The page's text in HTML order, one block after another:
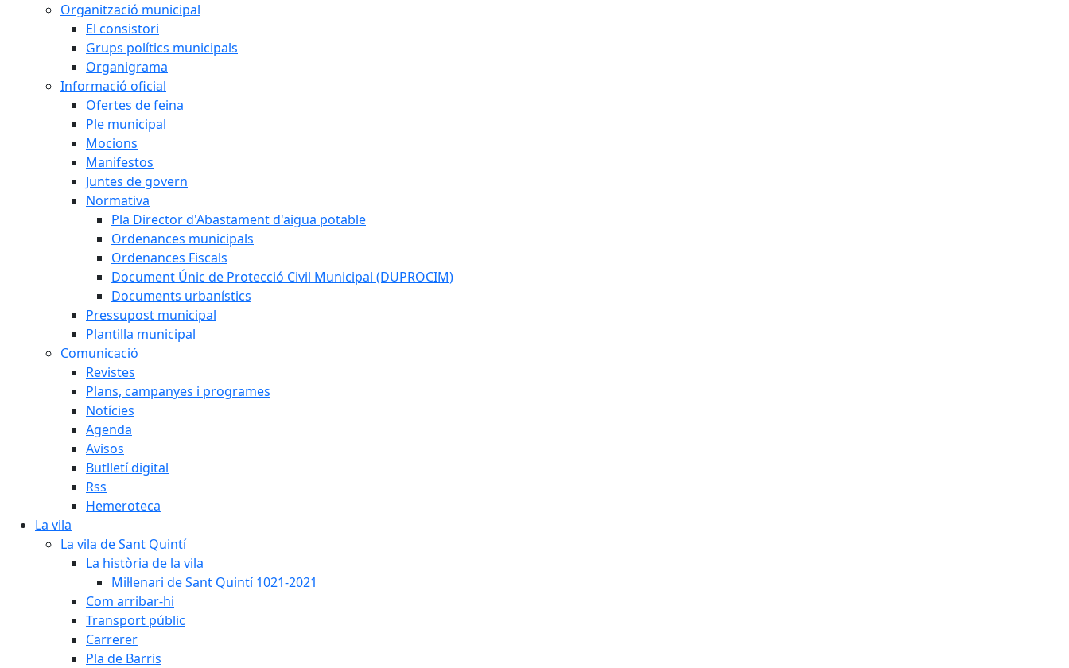
Organització municipal
El consistori
Grups polítics municipals
Organigrama
Informació oficial
Ofertes de feina
Ple municipal
Mocions
Manifestos
Juntes de govern
Normativa
Pla Director d'Abastament d'aigua potable
Ordenances municipals
Ordenances Fiscals
Document Únic de Protecció Civil Municipal (DUPROCIM)
Documents urbanístics
Pressupost municipal
Plantilla municipal
Comunicació
Revistes
Plans, campanyes i programes
Notícies
Agenda
Avisos
Butlletí digital
Rss
Hemeroteca
La vila
La vila de Sant Quintí
La història de la vila
Mil·lenari de Sant Quintí 1021-2021
Com arribar-hi
Transport públic
Carrerer
Pla de Barris